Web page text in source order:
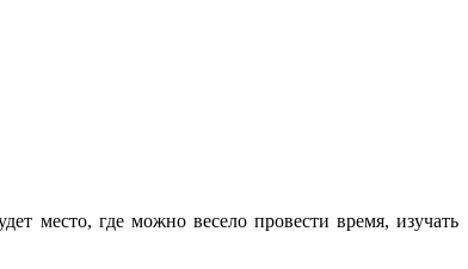
место, где можно весело провести время, изучать